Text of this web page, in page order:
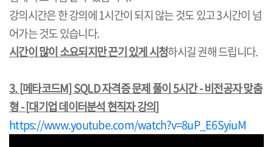
강의시간은 한 강의에1시간이 되지 않는 것도 있고3시간이 넘
어가는 것도 있습니다.
시간이 많이 소요되지만 끈기 있게 시청하시길 권해 드립니다.
3. [메타코드M] SQLD자격증 문제 풀이5시간-비전공자 맞춤
형- [대기업 데이터분석 현직자 강의]
https://www.youtube.com/watch?v=8uP_E6SyiuM